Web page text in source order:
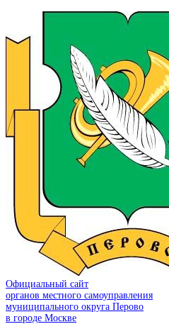
Официальный сайт
органов местного самоуправления
муниципального округа Перово
в городе Москве